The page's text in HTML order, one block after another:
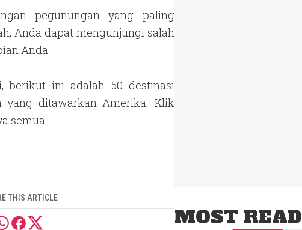
pegunungan yang paling
Anda dapat mengunjungi salah
Anda.
berikut ini adalah 50 destinasi
yang ditawarkan Amerika. Klik
semua.
THIS ARTICLE
MOST READ